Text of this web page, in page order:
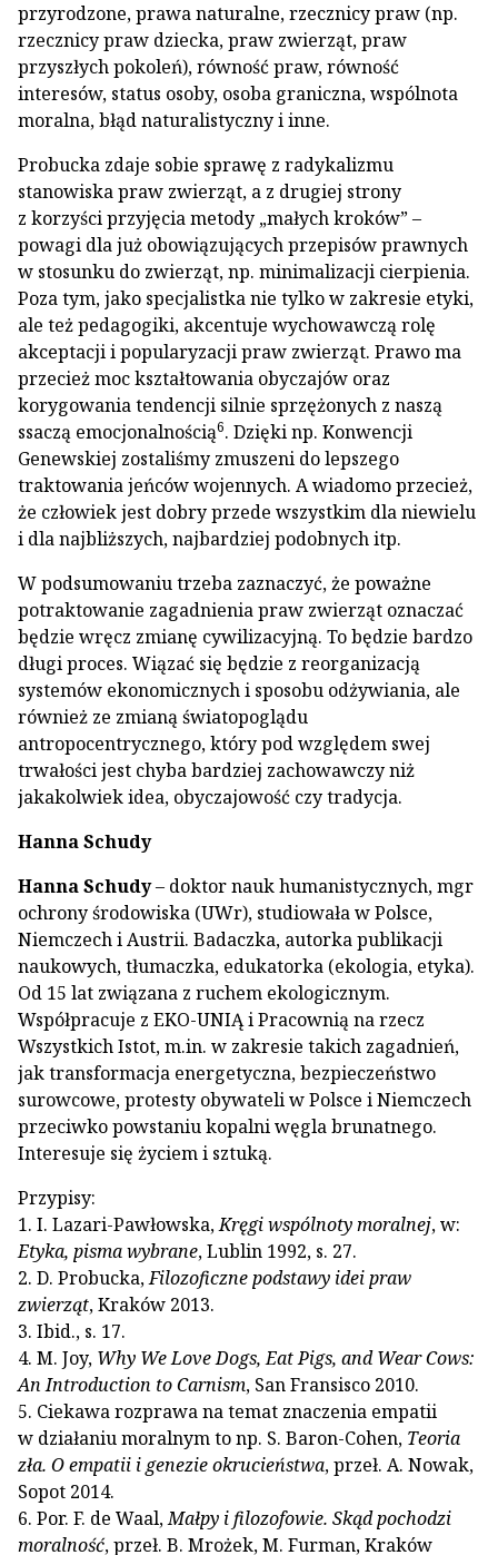
przyrodzone, prawa naturalne, rzecznicy praw (np.
rzecznicy praw dziecka, praw zwierząt, praw
przyszłych pokoleń), równość praw, równość
interesów, status osoby, osoba graniczna, wspólnota
moralna, błąd naturalistyczny i inne.
Probucka zdaje sobie sprawę z radykalizmu
stanowiska praw zwierząt, a z drugiej strony
z korzyści przyjęcia metody „małych kroków” –
powagi dla już obowiązujących przepisów prawnych
w stosunku do zwierząt, np. minimalizacji cierpienia.
Poza tym, jako specjalistka nie tylko w zakresie etyki,
ale też pedagogiki, akcentuje wychowawczą rolę
akceptacji i popularyzacji praw zwierząt. Prawo ma
przecież moc kształtowania obyczajów oraz
korygowania tendencji silnie sprzężonych z naszą
ssaczą emocjonalnością6. Dzięki np. Konwencji
Genewskiej zostaliśmy zmuszeni do lepszego
traktowania jeńców wojennych. A wiadomo przecież,
że człowiek jest dobry przede wszystkim dla niewielu
i dla najbliższych, najbardziej podobnych itp.
W podsumowaniu trzeba zaznaczyć, że poważne
potraktowanie zagadnienia praw zwierząt oznaczać
będzie wręcz zmianę cywilizacyjną. To będzie bardzo
długi proces. Wiązać się będzie z reorganizacją
systemów ekonomicznych i sposobu odżywiania, ale
również ze zmianą światopoglądu
antropocentrycznego, który pod względem swej
trwałości jest chyba bardziej zachowawczy niż
jakakolwiek idea, obyczajowość czy tradycja.
Hanna Schudy
Hanna Schudy– doktor nauk humanistycznych, mgr
ochrony środowiska (UWr), studiowała w Polsce,
Niemczech i Austrii. Badaczka, autorka publikacji
naukowych, tłumaczka, edukatorka (ekologia, etyka).
Od 15 lat związana z ruchem ekologicznym.
Współpracuje z EKO-UNIĄ i Pracownią na rzecz
Wszystkich Istot, m.in. w zakresie takich zagadnień,
jak transformacja energetyczna, bezpieczeństwo
surowcowe, protesty obywateli w Polsce i Niemczech
przeciwko powstaniu kopalni węgla brunatnego.
Interesuje się życiem i sztuką.
Przypisy:
1. I. Lazari-Pawłowska,Kręgi wspólnoty moralnej, w:
Etyka, pisma wybrane, Lublin 1992, s. 27.
2. D. Probucka,Filozoficzne podstawy idei praw
zwierząt, Kraków 2013.
3. Ibid., s. 17.
4. M. Joy, Why We Love Dogs, Eat Pigs, and Wear Cows:
An Introduction to Carnism, San Fransisco 2010.
5. Ciekawa rozprawa na temat znaczenia empatii
w działaniu moralnym to np. S. Baron-Cohen, Teoria
zła. O empatii i genezie okrucieństwa, przeł. A. Nowak,
Sopot 2014.
6. Por. F. de Waal,Małpy i filozofowie. Skąd pochodzi
moralność, przeł. B. Mrożek, M. Furman, Kraków